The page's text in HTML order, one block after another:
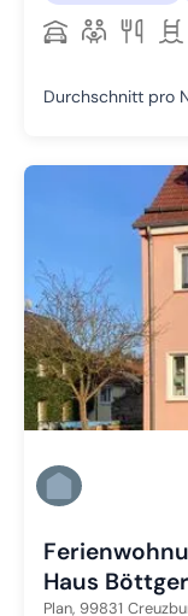
Durchschnitt pro
Haus Böttger
Plan, 99831